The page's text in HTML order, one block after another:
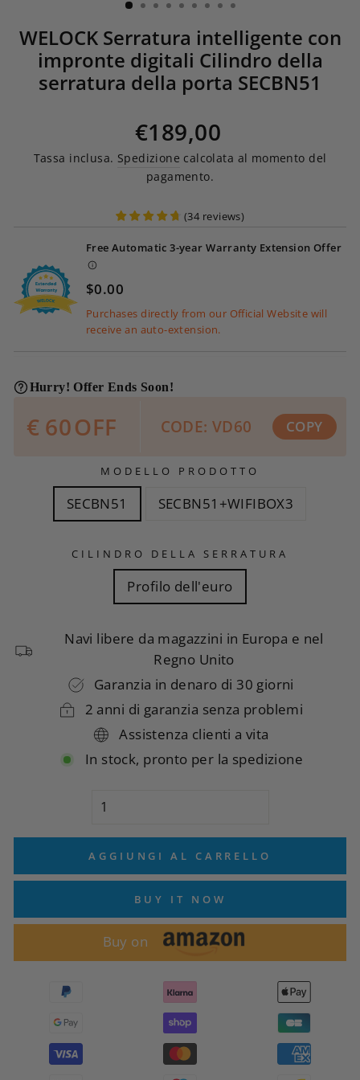
WELOCK Serratura intelligente con
impronte digitali Cilindro della
serratura della porta SECBN51
Prezzo normale
€189,00
Tassa inclusa. Spedizione calcolata al momento del
pagamento.
(34 reviews)
Free Automatic 3-year Warranty Extension Offer
$0.00
Purchases directly from our Official Website will
receive an auto-extension.
Hurry! Offer Ends Soon!
€ 60OFF CODE: VD60 COPY
MODELLO PRODOTTO
SECBN51 SECBN51+WIFIBOX3
CILINDRO DELLA SERRATURA
Profilo dell'euro
Navi libere da magazzini in Europa e nel
Regno Unito
Garanzia in denaro di 30 giorni
2 anni di garanzia senza problemi
Assistenza clienti a vita
In stock, pronto per la spedizione
AGGIUNGI AL CARRELLO
BUY IT NOW
Buy on